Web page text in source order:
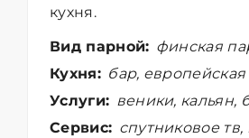
кухня.
Вид парной: финская
Кухня: бар, европейская
Услуги: веники, кальян,
Сервис: спутниковое